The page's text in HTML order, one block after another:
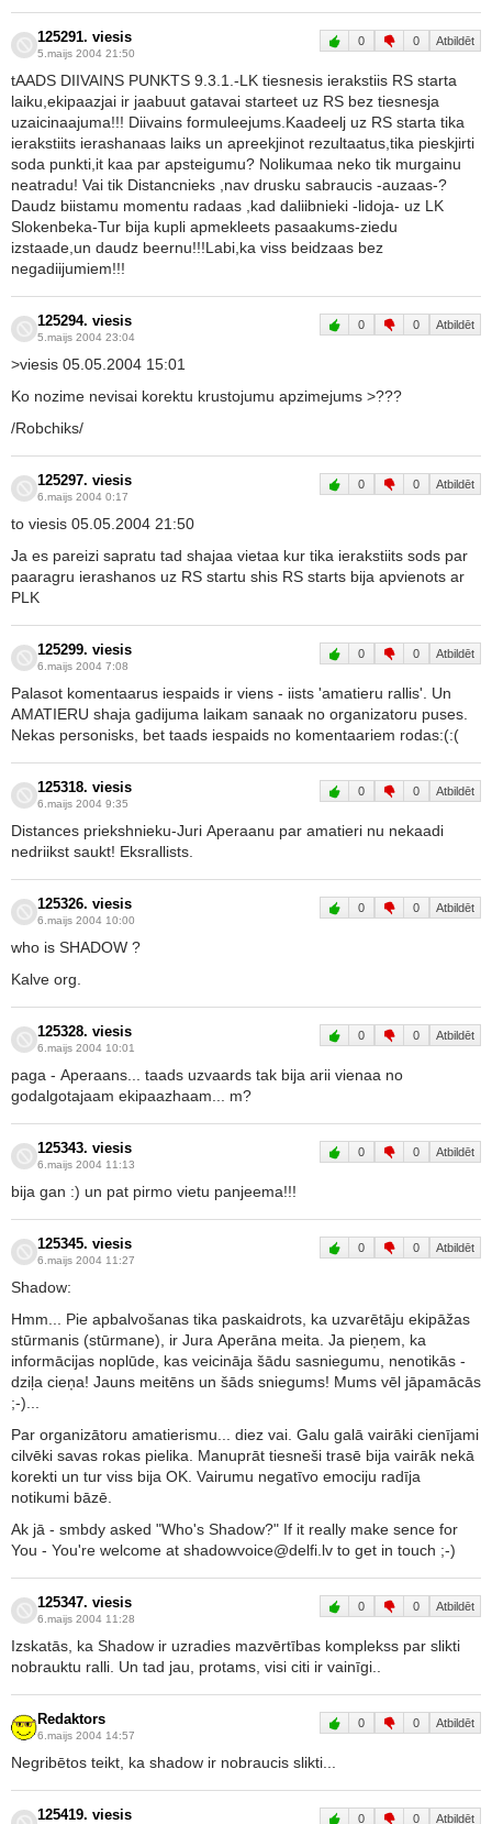
125291. viesis
5.maijs 2004 21:50
0 0 Atbildēt
tAADS DIIVAINS PUNKTS 9.3.1.-LK tiesnesis ierakstiis RS starta
laiku,ekipaazjai ir jaabuut gatavai starteet uz RS bez tiesnesja
uzaicinaajuma!!! Diivains formuleejums.Kaadeelj uz RS starta tika
ierakstiits ierashanaas laiks un apreekjinot rezultaatus,tika pieskjirti
soda punkti,it kaa par apsteigumu? Nolikumaa neko tik murgainu
neatradu! Vai tik Distancnieks ,nav drusku sabraucis -auzaas-?
Daudz biistamu momentu radaas ,kad daliibnieki -lidoja- uz LK
Slokenbeka-Tur bija kupli apmekleets pasaakums-ziedu
izstaade,un daudz beernu!!!Labi,ka viss beidzaas bez
negadiijumiem!!!
125294. viesis
5.maijs 2004 23:04
0 0 Atbildēt
>viesis 05.05.2004 15:01
Ko nozime nevisai korektu krustojumu apzimejums >???
/Robchiks/
125297. viesis
6.maijs 2004 0:17
0 0 Atbildēt
to viesis 05.05.2004 21:50
Ja es pareizi sapratu tad shajaa vietaa kur tika ierakstiits sods par
paaragru ierashanos uz RS startu shis RS starts bija apvienots ar
PLK
125299. viesis
6.maijs 2004 7:08
0 0 Atbildēt
Palasot komentaarus iespaids ir viens - iists 'amatieru rallis'. Un
AMATIERU shaja gadijuma laikam sanaak no organizatoru puses.
Nekas personisks, bet taads iespaids no komentaariem rodas:(:(
125318. viesis
6.maijs 2004 9:35
0 0 Atbildēt
Distances priekshnieku-Juri Aperaanu par amatieri nu nekaadi
nedriikst saukt! Eksrallists.
125326. viesis
6.maijs 2004 10:00
0 0 Atbildēt
who is SHADOW ?
Kalve org.
125328. viesis
6.maijs 2004 10:01
0 0 Atbildēt
paga - Aperaans... taads uzvaards tak bija arii vienaa no
godalgotajaam ekipaazhaam... m?
125343. viesis
6.maijs 2004 11:13
0 0 Atbildēt
bija gan :) un pat pirmo vietu panjeema!!!
125345. viesis
6.maijs 2004 11:27
0 0 Atbildēt
Shadow:
Hmm... Pie apbalvošanas tika paskaidrots, ka uzvarētāju ekipāžas
stūrmanis (stūrmane), ir Jura Aperāna meita. Ja pieņem, ka
informācijas noplūde, kas veicināja šādu sasniegumu, nenotikās -
dziļa cieņa! Jauns meitēns un šāds sniegums! Mums vēl jāpamācās
;-)...
Par organizātoru amatierismu... diez vai. Galu galā vairāki cienījami
cilvēki savas rokas pielika. Manuprāt tiesneši trasē bija vairāk nekā
korekti un tur viss bija OK. Vairumu negatīvo emociju radīja
notikumi bāzē.
Ak jā - smbdy asked "Who's Shadow?" If it really make sence for
You - You're welcome at shadowvoice@delfi.lv to get in touch ;-)
125347. viesis
6.maijs 2004 11:28
0 0 Atbildēt
Izskatās, ka Shadow ir uzradies mazvērtības komplekss par slikti
nobrauktu ralli. Un tad jau, protams, visi citi ir vainīgi..
Redaktors
6.maijs 2004 14:57
0 0 Atbildēt
Negribētos teikt, ka shadow ir nobraucis slikti...
125419. viesis 0 0 Atbildēt